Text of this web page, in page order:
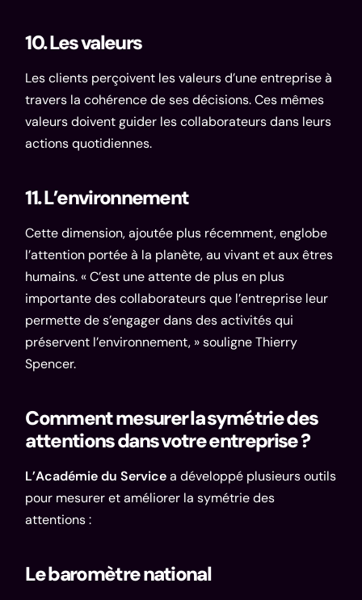
10. Les valeurs
Les clients perçoivent les valeurs d’une entreprise à
travers la cohérence de ses décisions. Ces mêmes
valeurs doivent guider les collaborateurs dans leurs
actions quotidiennes.
11. L’environnement
Cette dimension, ajoutée plus récemment, englobe
l’attention portée à la planète, au vivant et aux êtres
humains. « C’est une attente de plus en plus
importante des collaborateurs que l’entreprise leur
permette de s’engager dans des activités qui
préservent l’environnement, » souligne Thierry
Spencer.
Comment mesurer la symétrie des
attentions dans votre entreprise ?
L’Académie du Servicea développé plusieurs outils
pour mesurer et améliorer la symétrie des
attentions :
Le baromètre national